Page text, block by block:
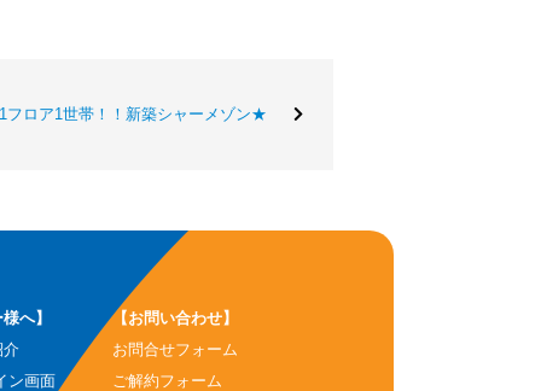
1フロア1世帯！！新築シャーメゾン★
へ】
介
ン画面
【お問い合わせ】
お問合せフォーム
ご解約フォーム